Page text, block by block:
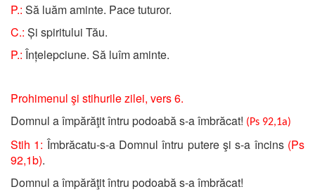
P.: Să luăm aminte. Pace tuturor.
C.: Și spiritului Tău.
P.: Înțelepciune. Să luîm aminte.
Prohimenul şi stihurile zilei, vers 6.
Domnul a împărăţit întru podoabă s-a îmbrăcat! (Ps 92,1a)
Stih 1: Îmbrăcatu-s-a Domnul întru putere şi s-a încins (Ps
92,1b).
Domnul a împărăţit întru podoabă s-a îmbrăcat!